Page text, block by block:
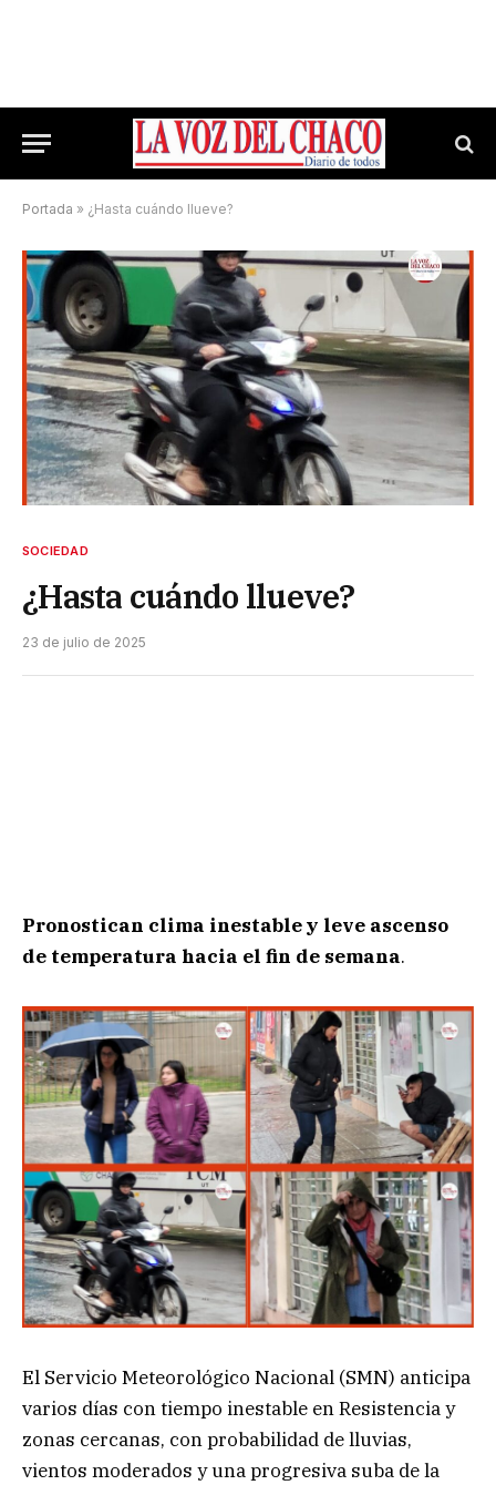
Portada » ¿Hasta cuándo llueve?
SOCIEDAD
¿Hasta cuándo llueve?
23 de julio de 2025
Pronostican clima inestable y leve ascenso
de temperatura hacia el fin de semana.
El Servicio Meteorológico Nacional (SMN) anticipa
varios días con tiempo inestable en Resistencia y
zonas cercanas, con probabilidad de lluvias,
vientos moderados y una progresiva suba de la